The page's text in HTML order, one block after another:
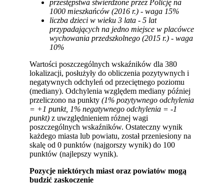
przestępstwa stwierdzone przez Policję na
1000 mieszkańców (2016 r.) - waga 15%
liczba dzieci w wieku 3 lata - 5 lat
przypadających na jedno miejsce w placówce
wychowania przedszkolnego (2015 r.) - waga
10%
Wartości poszczególnych wskaźników dla 380
lokalizacji, posłużyły do obliczenia pozytywnych i
negatywnych odchyleń od przeciętnego poziomu
(mediany). Odchylenia względem mediany później
przeliczono na punkty(1% pozytywnego odchylenia
= +1 punkt, 1% negatywnego odchylenia = -1
punkt) z uwzględnieniem różnej wagi
poszczególnych wskaźników. Ostateczny wynik
każdego miasta lub powiatu, został przeniesiony na
skalę od 0 punktów (najgorszy wynik) do 100
punktów (najlepszy wynik).
Pozycje niektórych miast oraz powiatów mogą
budzić zaskoczenie